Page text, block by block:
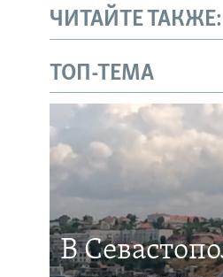
ЧИТАЙТЕ ТАКЖЕ:
ТОП-ТЕМА
В